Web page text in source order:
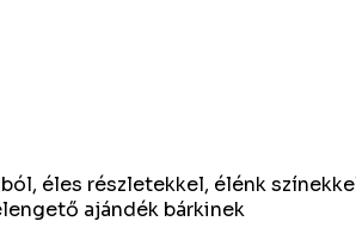
éles részletekkel, élénk
ajándék bárkinek